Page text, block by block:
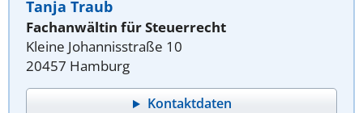
Tanja Traub
Fachanwältin für Steuerrecht
Kleine Johannisstraße 10
20457 Hamburg
Kontaktdaten